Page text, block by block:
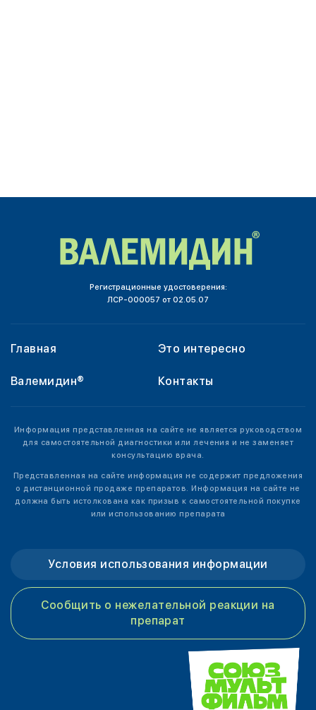
Регистрационные удостоверения:
ЛСР-000057 от 02.05.07
Главная
Валемидин®
Это интересно
Контакты
Информация представленная на сайте не является руководством
для самостоятельной диагностики или лечения и не заменяет
консультацию врача.
Представленная на сайте информация не содержит предложения
о дистанционной продаже препаратов. Информация на сайте не
должна быть истолкована как призыв к самостоятельной покупке
или использованию препарата
Условия использования информации
Сообщить о нежелательной реакции на
препарат